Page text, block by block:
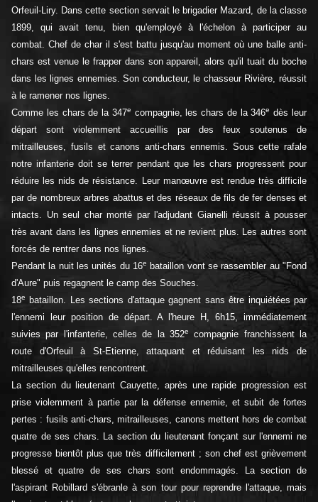
Orfeuil-Liry. Dans cette section servait le brigadier Mazard, de la classe
1899, qui avait tenu, bien qu'employé à l'échelon à participer au
combat. Chef de char il s'est battu jusqu'au moment où une balle anti-
chars est venue le frapper dans son appareil, alors qu'il tuait du boche
dans les lignes ennemies. Son conducteur, le chasseur Rivière, réussit
à le ramener nos lignes.
Comme les chars de la 347e compagnie, les chars de la 346e dès leur
départ sont violemment accueillis par des feux soutenus de
mitrailleuses, fusils et canons anti-chars ennemis. Sous cette rafale
notre infanterie doit se terrer pendant que les chars progressent pour
réduire les nids de résistance. Leur manœuvre est rendue très difficile
par de nombreux arbres abattus et des réseaux de fils de fer denses et
intacts. Un seul char monté par l'adjudant Gianelli réussit à pousser
très avant dans les lignes ennemies et ne revient plus. Les autres sont
forcés de rentrer dans nos lignes.
Pendant la nuit les unités du 16e
bataillon vont se rassembler au "Fond
d'Aure" puis regagnent le camp des Souches.
18e
bataillon. Les sections d'attaque gagnent sans être inquiétées par
l'ennemi leur position de départ. A l'heure H, 6h15, immédiatement
suivies par l'infanterie, celles de la 352e
compagnie franchissent la
route d'Orfeuil à St-Etienne, attaquant et réduisant les nids de
mitrailleuses qu'elles rencontrent.
La section du lieutenant Cauyette, après une rapide progression est
prise violemment à partie par la défense ennemie, et subit de fortes
pertes : fusils anti-chars, mitrailleuses, canons mettent hors de combat
quatre de ses chars. La section du lieutenant fonçant sur l'ennemi ne
progresse bientôt plus que très difficilement ; son chef est grièvement
blessé et quatre de ses chars sont endommagés. La section de
l'aspirant Robillard s'ébranle à son tour pour reprendre l'attaque, mais